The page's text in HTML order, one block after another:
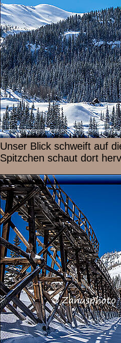
Unser Blick schweift auf
Spitzchen schaut dort